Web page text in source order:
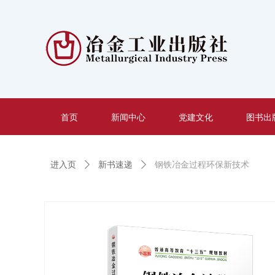
首页 新闻中心 党建文化 图书出
进入页 ꄲ 新书速递 ꄲ 钢铁冶金过程环保新技术